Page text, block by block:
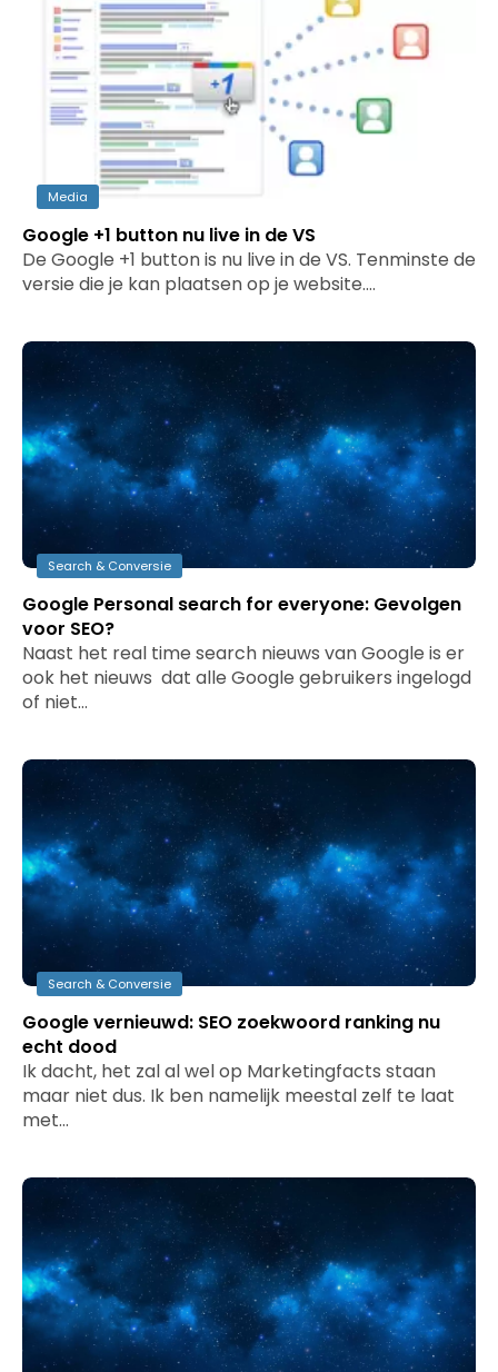
Media
Google +1 button nu live in de VS
De Google +1 button is nu live in de VS. Tenminste de
versie die je kan plaatsen op je website.…
Search & Conversie
Google Personal search for everyone: Gevolgen
voor SEO?
Naast het real time search nieuws van Google is er
ook het nieuws dat alle Google gebruikers ingelogd
of niet…
Search & Conversie
Google vernieuwd: SEO zoekwoord ranking nu
echt dood
Ik dacht, het zal al wel op Marketingfacts staan
maar niet dus. Ik ben namelijk meestal zelf te laat
met…